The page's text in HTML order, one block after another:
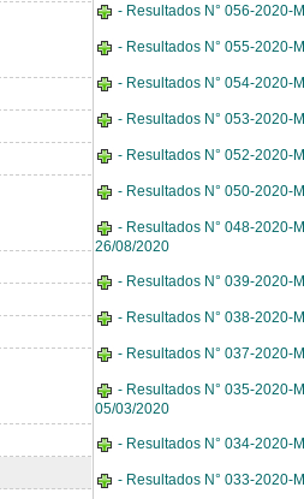
- Resultados N° 056-2020-
- Resultados N° 055-2020-
- Resultados N° 054-2020-
- Resultados N° 053-2020-
- Resultados N° 052-2020-
- Resultados N° 050-2020-
- Resultados N° 048-2020-
26/08/2020
- Resultados N° 039-2020-
- Resultados N° 038-2020-
- Resultados N° 037-2020-
- Resultados N° 035-2020-
05/03/2020
- Resultados N° 034-2020-
- Resultados N° 033-2020-